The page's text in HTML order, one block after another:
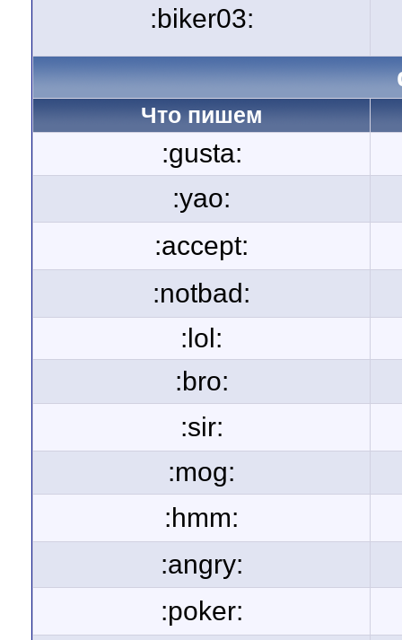
:biker03:
Что пишем
:gusta:
:yao:
:accept:
:notbad:
:lol:
:bro:
:sir:
:mog:
:hmm:
:angry:
:poker: